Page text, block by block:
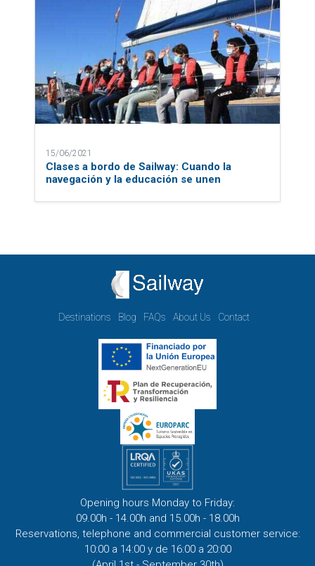
15/06/2021
Clases a bordo de Sailway: Cuando la
navegación y la educación se unen
Destinations Blog FAQs About Us Contact
Opening hours Monday to Friday:
09.00h - 14.00h and 15.00h - 18.00h
Reservations, telephone and commercial customer service:
10:00 a 14:00 y de 16:00 a 20:00